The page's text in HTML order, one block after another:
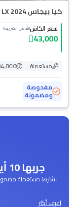
كيا بيجاس LX 2024
سعر الكاش(شامل الضريبة)
43,000
مستعملة 34,806
مفحوصة
ومضمونة
جربها 10 أيام، وإن ما جازتلك رجعها!
اشترها مستعملة
اعرف أكثر